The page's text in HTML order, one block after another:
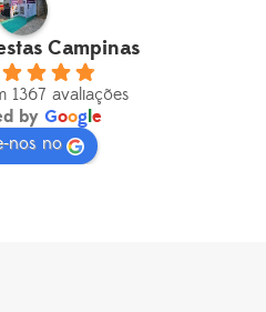
Campinas
1367 avaliações
by Google
nos no